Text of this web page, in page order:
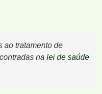
ao tratamento de
na lei de saúde